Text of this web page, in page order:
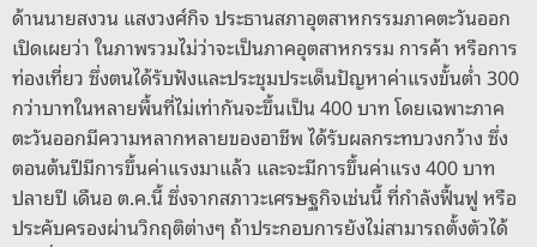
ด้านนายสงวน แสงวงศ์กิจ ประธานสภาอุตสาหกรรมภาคตะวันออก
เปิดเผยว่า ในภาพรวมไม่ว่าจะเป็นภาคอุตสาหกรรม การค้า หรือการ
ท่องเที่ยว ซึ่งตนได้รับฟังและประชุมประเด็นปัญหาค่าแรงขั้นต่ำ 300
กว่าบาทในหลายพื้นที่ไม่เท่ากันจะขึ้นเป็น 400 บาท โดยเฉพาะภาค
ตะวันออกมีความหลากหลายของอาชีพ ได้รับผลกระทบวงกว้าง ซึ่ง
ตอนต้นปีมีการขึ้นค่าแรงมาแล้ว และจะมีการขึ้นค่าแรง 400 บาท
ปลายปี เดืนอ ต.ค.นี้ ซึ่งจากสภาวะเศรษฐกิจเช่นนี้ ที่กำลังฟื้นฟู หรือ
ประคับครองผ่านวิกฤติต่างๆ ถ้าประกอบการยังไม่สามารถตั้งตัวได้